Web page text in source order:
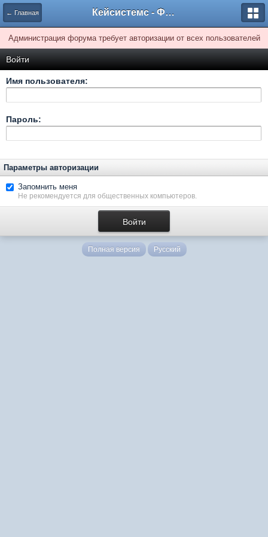
← Главная Кейсистемс - Форумы
Администрация форума требует авторизации от всех пользователей
Войти
Имя пользователя:
Пароль:
Параметры авторизации
Запомнить меня
Не рекомендуется для общественных компьютеров.
Полная версия Русский